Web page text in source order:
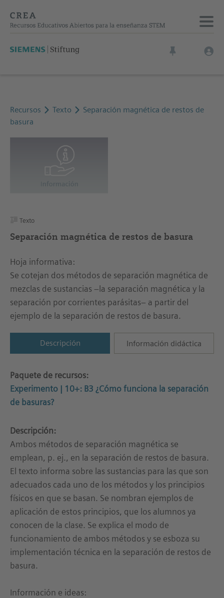
Recursos Texto
Separación magnética de restos de
basura
Texto
Separación magnética de restos de basura
Hoja informativa:
Se cotejan dos métodos de separación magnética de
mezclas de sustancias –la separación magnética y la
separación por corrientes parásitas– a partir del
ejemplo de la separación de restos de basura.
Descripción Información didáctica
Paquete de recursos:
Experimento | 10+: B3 ¿Cómo funciona la separación
de basuras?
Descripción:
Ambos métodos de separación magnética se
emplean, p. ej., en la separación de restos de basura.
El texto informa sobre las sustancias para las que son
adecuados cada uno de los métodos y los principios
físicos en que se basan. Se nombran ejemplos de
aplicación de estos principios, que los alumnos ya
conocen de la clase. Se explica el modo de
funcionamiento de ambos métodos y se esboza su
implementación técnica en la separación de restos de
basura.
Información e ideas: